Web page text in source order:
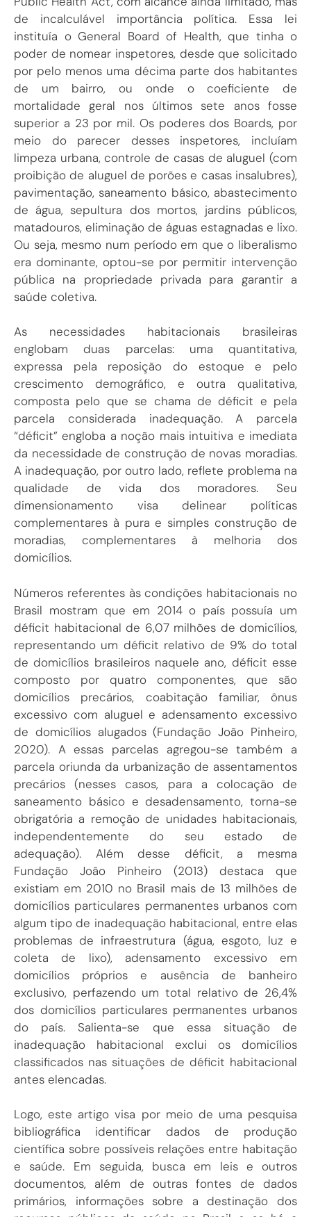
de incalculável importância política. Essa lei
instituía o General Board of Health, que tinha o
poder de nomear inspetores, desde que solicitado
por pelo menos uma décima parte dos habitantes
de um bairro, ou onde o coeficiente de
mortalidade geral nos últimos sete anos fosse
superior a 23 por mil. Os poderes dos Boards, por
meio do parecer desses inspetores, incluíam
limpeza urbana, controle de casas de aluguel (com
proibição de aluguel de porões e casas insalubres),
pavimentação, saneamento básico, abastecimento
de água, sepultura dos mortos, jardins públicos,
matadouros, eliminação de águas estagnadas e lixo.
Ou seja, mesmo num período em que o liberalismo
era dominante, optou-se por permitir intervenção
pública na propriedade privada para garantir a
saúde coletiva.
As necessidades habitacionais brasileiras
englobam duas parcelas: uma quantitativa,
expressa pela reposição do estoque e pelo
crescimento demográfico, e outra qualitativa,
composta pelo que se chama de déficit e pela
parcela considerada inadequação. A parcela
“déficit” engloba a noção mais intuitiva e imediata
da necessidade de construção de novas moradias.
A inadequação, por outro lado, reflete problema na
qualidade de vida dos moradores. Seu
dimensionamento visa delinear políticas
complementares à pura e simples construção de
moradias, complementares à melhoria dos
domicílios.
Números referentes às condições habitacionais no
Brasil mostram que em 2014 o país possuía um
déficit habitacional de 6,07 milhões de domicílios,
representando um déficit relativo de 9% do total
de domicílios brasileiros naquele ano, déficit esse
composto por quatro componentes, que são
domicílios precários, coabitação familiar, ônus
excessivo com aluguel e adensamento excessivo
de domicílios alugados (Fundação João Pinheiro,
2020). A essas parcelas agregou-se também a
parcela oriunda da urbanização de assentamentos
precários (nesses casos, para a colocação de
saneamento básico e desadensamento, torna-se
obrigatória a remoção de unidades habitacionais,
independentemente do seu estado de
adequação). Além desse déficit, a mesma
Fundação João Pinheiro (2013) destaca que
existiam em 2010 no Brasil mais de 13 milhões de
domicílios particulares permanentes urbanos com
algum tipo de inadequação habitacional, entre elas
problemas de infraestrutura (água, esgoto, luz e
coleta de lixo), adensamento excessivo em
domicílios próprios e ausência de banheiro
exclusivo, perfazendo um total relativo de 26,4%
dos domicílios particulares permanentes urbanos
do país. Salienta-se que essa situação de
inadequação habitacional exclui os domicílios
classificados nas situações de déficit habitacional
antes elencadas.
Logo, este artigo visa por meio de uma pesquisa
bibliográfica identificar dados de produção
científica sobre possíveis relações entre habitação
e saúde. Em seguida, busca em leis e outros
documentos, além de outras fontes de dados
primários, informações sobre a destinação dos